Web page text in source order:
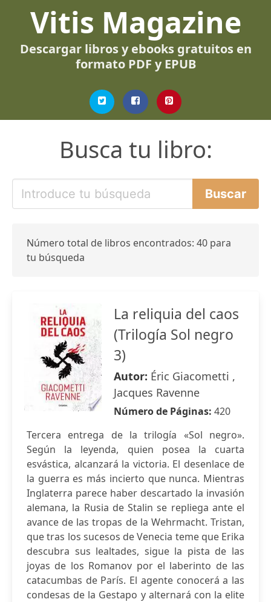
Vitis Magazine
Descargar libros y ebooks gratuitos en
formato PDF y EPUB
Busca tu libro:
Número total de libros encontrados: 40 para
tu búsqueda
La reliquia del caos
(Trilogía Sol negro
3)
Autor: Éric Giacometti ,
Jacques Ravenne
Número de Páginas: 420
Tercera entrega de la trilogía «Sol negro».
Según la leyenda, quien posea la cuarta
esvástica, alcanzará la victoria. El desenlace de
la guerra es más incierto que nunca. Mientras
Inglaterra parece haber descartado la invasión
alemana, la Rusia de Stalin se repliega ante el
avance de las tropas de la Wehrmacht. Tristan,
que tras los sucesos de Venecia teme que Erika
descubra sus lealtades, sigue la pista de las
joyas de los Romanov por el laberinto de las
catacumbas de París. El agente conocerá a las
condesas de la Gestapo y alternará con la elite